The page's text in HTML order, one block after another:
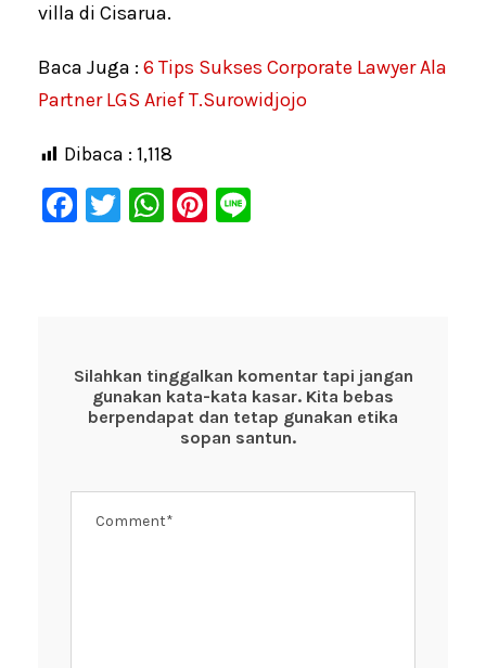
villa di Cisarua.
Baca Juga : 6 Tips Sukses Corporate Lawyer Ala
Partner LGS Arief T.Surowidjojo
Dibaca : 1,118
F
o
o
T
W
p
p
Pi
Silahkan tinggalkan komentar tapi jangan
gunakan kata-kata kasar. Kita bebas
berpendapat dan tetap gunakan etika
sopan santun.